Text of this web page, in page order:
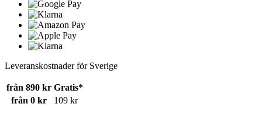
Leveranskostnader för Sverige
från 890 kr Gratis*
från 0 kr
109 kr